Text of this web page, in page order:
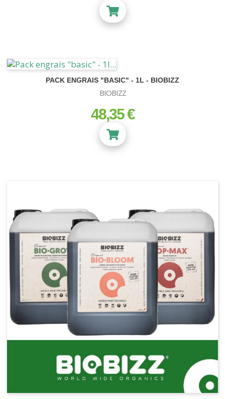
PACK ENGRAIS "BASIC" - 1L - BIOBIZZ
BIOBIZZ
prix
48,35 €